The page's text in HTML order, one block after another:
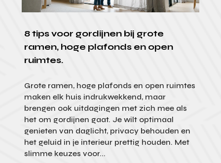
8 tips voor gordijnen bij grote
ramen, hoge plafonds en open
ruimtes.
Grote ramen, hoge plafonds en open ruimtes
maken elk huis indrukwekkend, maar
brengen ook uitdagingen met zich mee als
het om gordijnen gaat. Je wilt optimaal
genieten van daglicht, privacy behouden en
het geluid in je interieur prettig houden. Met
slimme keuzes voor...